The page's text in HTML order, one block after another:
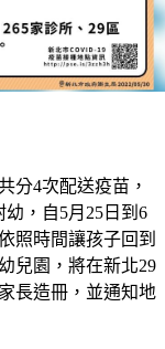
，自5月25日到6
照時間讓孩子回到
兒園，將在新北29
長造冊，並通知地